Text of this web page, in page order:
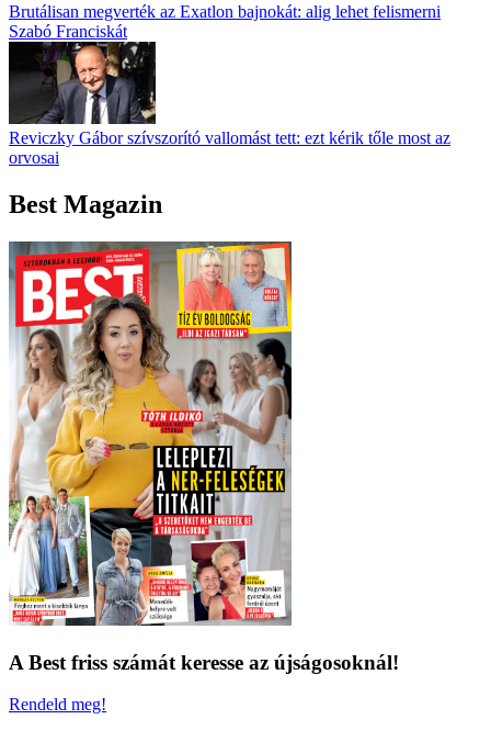
Brutálisan megverték az Exatlon bajnokát: alig lehet felismerni
Szabó Franciskát
Reviczky Gábor szívszorító vallomást tett: ezt kérik tőle most az
orvosai
Best Magazin
A Best friss számát keresse az újságosoknál!
Rendeld meg!